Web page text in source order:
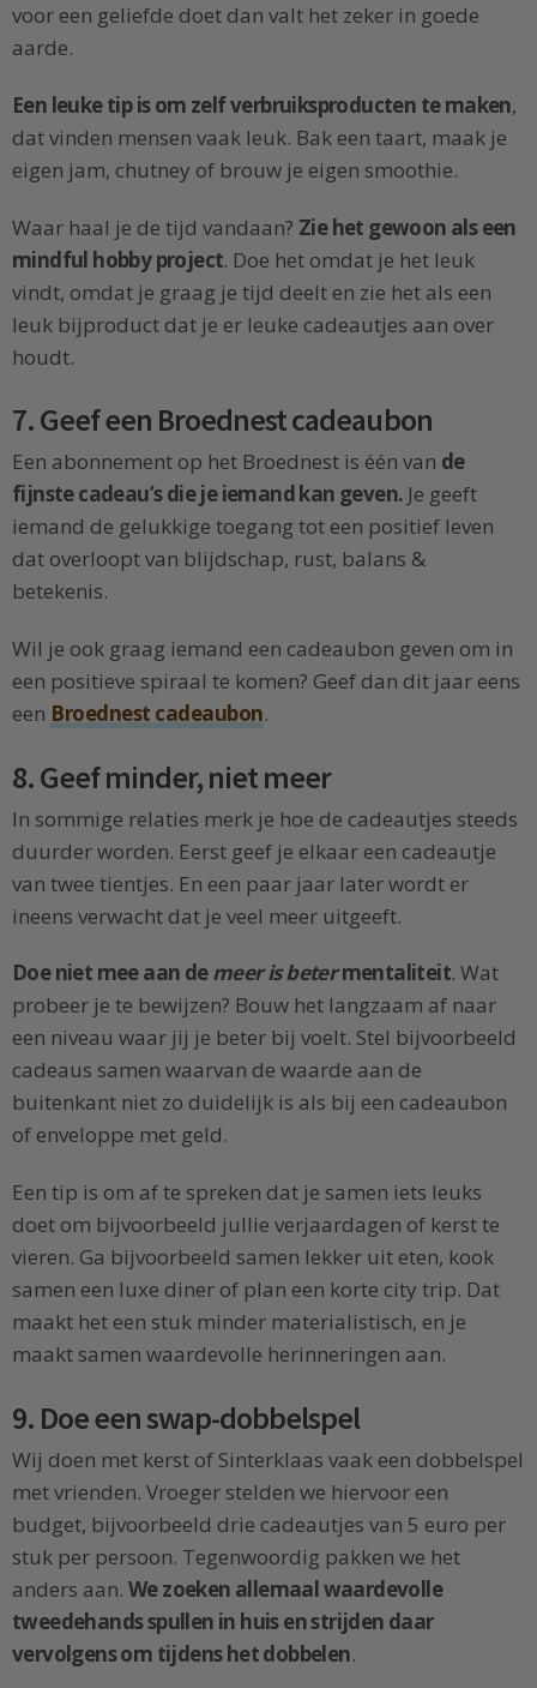
voor een geliefde doet dan valt het zeker in goede
aarde.
Een leuke tip is om zelf verbruiksproducten te maken,
dat vinden mensen vaak leuk. Bak een taart, maak je
eigen jam, chutney of brouw je eigen smoothie.
Waar haal je de tijd vandaan? Zie het gewoon als een
mindful hobby project. Doe het omdat je het leuk
vindt, omdat je graag je tijd deelt en zie het als een
leuk bijproduct dat je er leuke cadeautjes aan over
houdt.
7. Geef een Broednest cadeaubon
Een abonnement op het Broednest is één van de
fijnste cadeau’s die je iemand kan geven. Je geeft
iemand de gelukkige toegang tot een positief leven
dat overloopt van blijdschap, rust, balans &
betekenis.
Wil je ook graag iemand een cadeaubon geven om in
een positieve spiraal te komen? Geef dan dit jaar eens
een Broednest cadeaubon.
8. Geef minder, niet meer
In sommige relaties merk je hoe de cadeautjes steeds
duurder worden. Eerst geef je elkaar een cadeautje
van twee tientjes. En een paar jaar later wordt er
ineens verwacht dat je veel meer uitgeeft.
Doe niet mee aan demeer is betermentaliteit. Wat
probeer je te bewijzen? Bouw het langzaam af naar
een niveau waar jij je beter bij voelt. Stel bijvoorbeeld
cadeaus samen waarvan de waarde aan de
buitenkant niet zo duidelijk is als bij een cadeaubon
of enveloppe met geld.
Een tip is om af te spreken dat je samen iets leuks
doet om bijvoorbeeld jullie verjaardagen of kerst te
vieren. Ga bijvoorbeeld samen lekker uit eten, kook
samen een luxe diner of plan een korte city trip. Dat
maakt het een stuk minder materialistisch, en je
maakt samen waardevolle herinneringen aan.
9. Doe een swap-dobbelspel
Wij doen met kerst of Sinterklaas vaak een dobbelspel
met vrienden. Vroeger stelden we hiervoor een
budget, bijvoorbeeld drie cadeautjes van 5 euro per
stuk per persoon. Tegenwoordig pakken we het
anders aan. We zoeken allemaal waardevolle
tweedehands spullen in huis en strijden daar
vervolgens om tijdens het dobbelen.